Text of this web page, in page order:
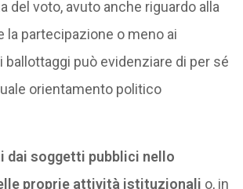
del voto, avuto anche riguardo alla
la partecipazione o meno ai
ballottaggi può evidenziare di per sé
orientamento politico
dai soggetti pubblici nello
proprie attività istituzionali o, in